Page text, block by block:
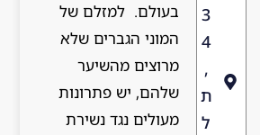
3
4
,
ת
ל
בעולם. למזלם של
המוני הגברים שלא
מרוצים מהשיער
שלהם, יש פתרונות
מעולים נגד נשירת